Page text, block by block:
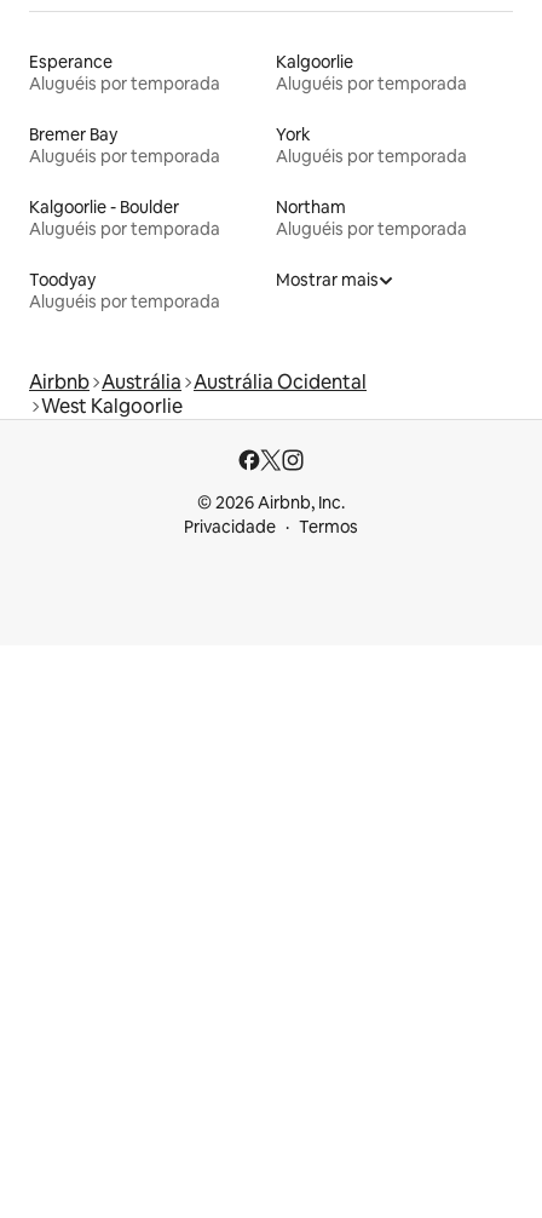
Esperance
Aluguéis por temporada
Kalgoorlie
Aluguéis por temporada
Bremer Bay
Aluguéis por temporada
York
Aluguéis por temporada
Kalgoorlie - Boulder
Aluguéis por temporada
Northam
Aluguéis por temporada
Toodyay
Aluguéis por temporada
Mostrar mais
Airbnb Austrália Austrália Ocidental
West Kalgoorlie
© 2026 Airbnb, Inc.
Privacidade
Termos